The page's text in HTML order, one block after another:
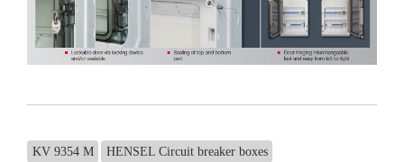
KV 9354 M HENSEL Circuit breaker boxes